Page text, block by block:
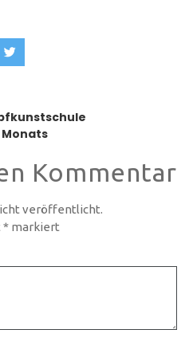
Kommentar
veröffentlicht.
* markiert